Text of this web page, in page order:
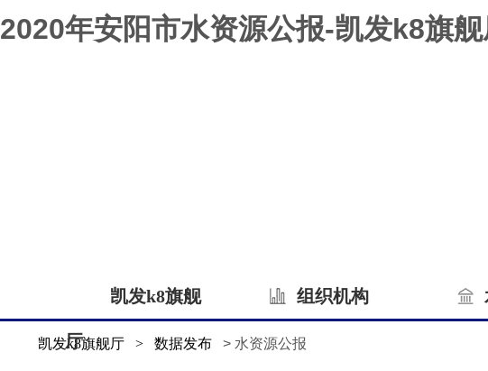
2020年安阳市水资源公报-凯发k8旗
凯发k8旗舰
厅
组织机构
凯发k8旗舰厅 > 数据发布 > 水资源公报